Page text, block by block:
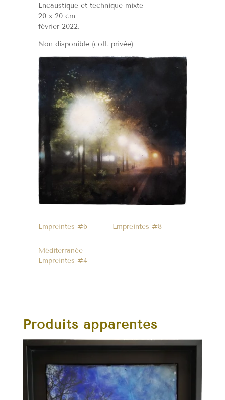
Encaustique et technique mixte
20 x 20 cm
février 2022.
Non disponible (coll. privée)
Empreintes #6 Empreintes #8
Méditerranée –
Empreintes #4
Produits apparentés